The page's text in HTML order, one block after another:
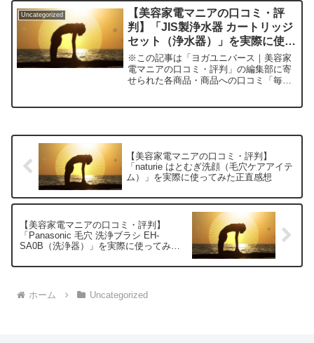
に節水になると良いけど、機能性も欲し
い」「家族で安心して使える...
Uncategorized
【美容家電マニアの口コミ・評
判】「JIS製浄水器 カートリッジ
セット（浄水器）」を実際に使っ
てみた正直感想
※この記事は「ヨガユニバース｜美容家
電マニアの口コミ・評判」の編集部に寄
せられた各商品・商品への口コミ「毎日
【美容家電マニアの口コミ・評判】
「naturie はとむぎ洗顔（毛穴ケアアイテ
ム）」を実際に使ってみた正直感想
【美容家電マニアの口コミ・評判】
「Panasonic 毛穴 洗浄ブラシ EH-
SA0B（洗浄器）」を実際に使ってみた
ホーム Uncategorized